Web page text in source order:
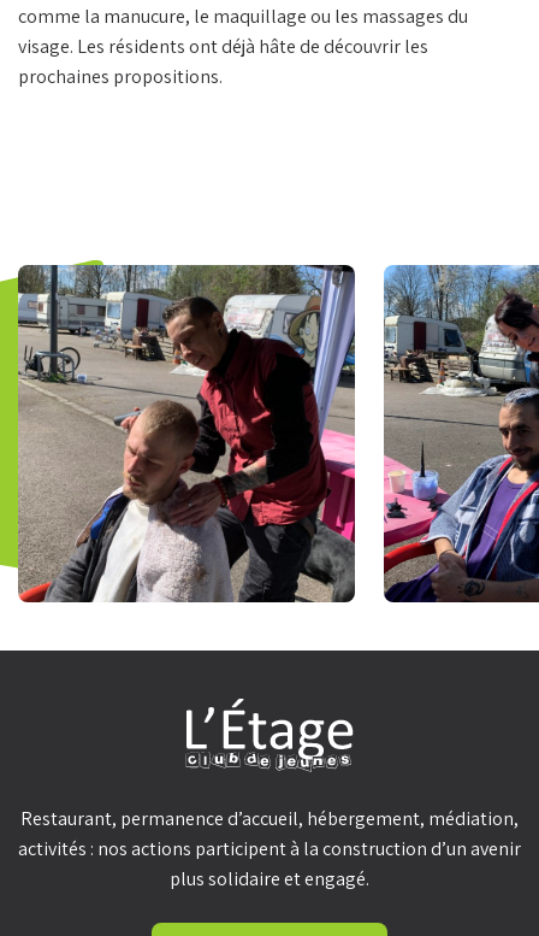
comme la manucure, le maquillage ou les massages du
visage. Les résidents ont déjà hâte de découvrir les
prochaines propositions.
Restaurant, permanence d’accueil, hébergement, médiation,
activités : nos actions participent à la construction d’un avenir
plus solidaire et engagé.